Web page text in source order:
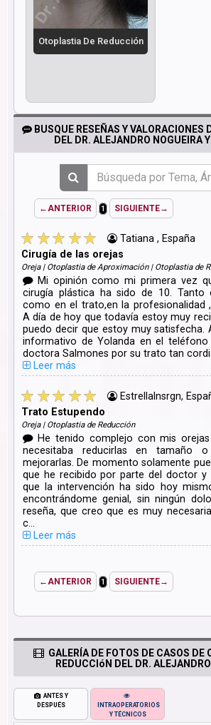
Otoplastia De Reducción
BUSQUE RESEÑAS Y VALORACIONES
DEL DR. ALEJANDRO NOGUEIRA
←ANTERIOR 1 SIGUIENTE→
Tatiana , España
Cirugía de las orejas
Oreja | Otoplastia de Aproximación | Otoplastia de
Mi opinión como mi primera vez
cirugía plástica ha sido de 10. Tanto
como en el trato,en la profesionalidad
A día de hoy que todavía estoy muy
puedo decir que estoy muy satisfecha.
informativo de Yolanda en el
doctora Salmones por su trato tan
Leer más
Estrellalnsrgn,
Trato Estupendo
Oreja | Otoplastia de Reducción
He tenido complejo con mis orejas
necesitaba reducirlas en tamaño
mejorarlas. De momento solamente
que he recibido por parte del doctor y
que la intervención ha sido hoy
encontrándome genial, sin ningún
reseña, que creo que es muy
c...
Leer más
←ANTERIOR 1 SIGUIENTE→
GALERÍA DE FOTOS DE CASOS DE
REDUCCIóN DEL DR.
ANTES Y
DESPUÉS
INTRAOPERATORIOS
Y TÉCNICOS